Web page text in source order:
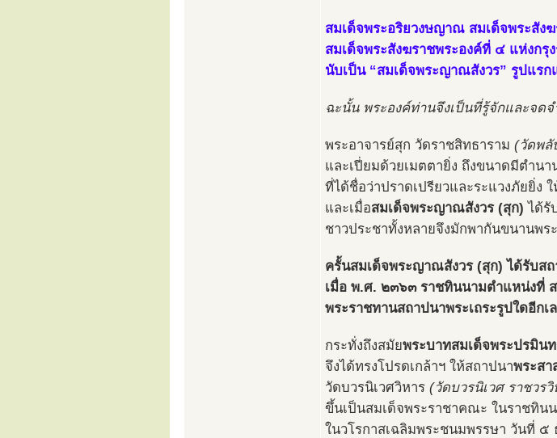
สมเด็จพระอริยวงษญาณ สมเด็จพระสัง
สมเด็จพระสังฆราชพระองค์ที่ ๔ แห่งกรุ
นับเป็น “สมเด็จพระญาณสังวร” รูปแรก
ฉะนั้น พระองค์ท่านจึงเป็นที่รู้จักและจด
พระอาจารย์สุก วัดราชสิทธาราม (วัดพลั
และเปี่ยมด้วยเมตตายิ่ง ถึงขนาดมีตำนา
ที่ได้ชื่อว่าปราดเปรียวและระแวงภัยยิ่ง
และเมื่อสมเด็จพระญาณสังวร (สุก) ได้รั
ชาวประชาทั้งหลายจึงมักพากันขนานพร
ครั้นสมเด็จพระญาณสังวร (สุก) ได้รับส
เมื่อ พ.ศ. ๒๓๖๓ ราชทินนามตำแหน่งที่
พระราชทานสถาปนาพระเถระรูปใดอีก
กระทั่งถึงสมัยพระบาทสมเด็จพระปรมิน
จึงได้ทรงโปรดเกล้าฯ ให้สถาปนาพระส
วัดบวรนิเวศวิหาร (วัดบวรนิเวศ ราชวรวิ
ขึ้นเป็นสมเด็จพระราชาคณะ ในราชทิน
ในวโรกาสเฉลิมพระชนมพรรษา วันที่